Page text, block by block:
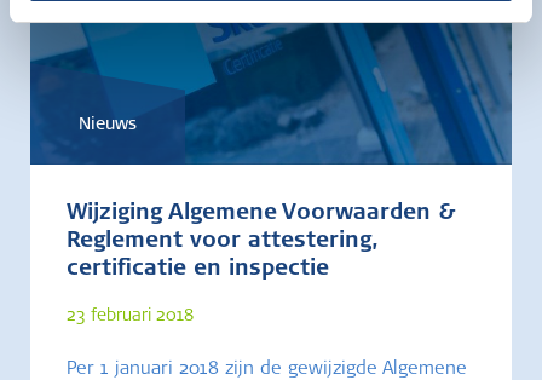
Nieuws
Wijziging Algemene Voorwaarden &
Reglement voor attestering,
certificatie en inspectie
23 februari 2018
Per 1 januari 2018 zijn de gewijzigde Algemene